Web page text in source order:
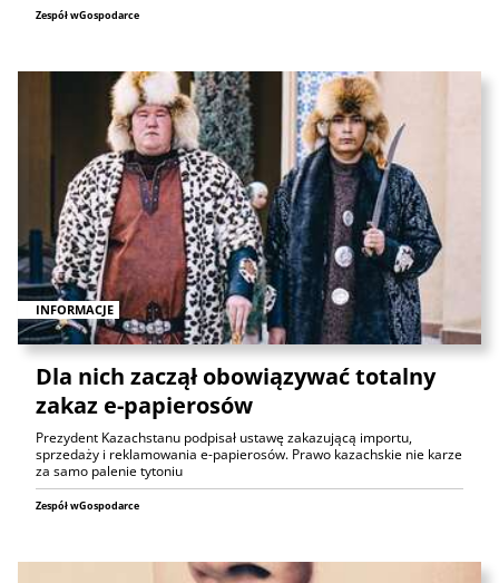
Zespół wGospodarce
INFORMACJE
Dla nich zaczął obowiązywać totalny
zakaz e-papierosów
Prezydent Kazachstanu podpisał ustawę zakazującą importu,
sprzedaży i reklamowania e-papierosów. Prawo kazachskie nie karze
za samo palenie tytoniu
Zespół wGospodarce